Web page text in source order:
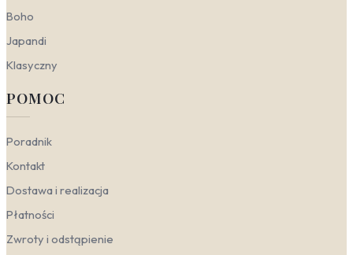
Boho
Japandi
Klasyczny
POMOC
Poradnik
Kontakt
Dostawa i realizacja
Płatności
Zwroty i odstąpienie